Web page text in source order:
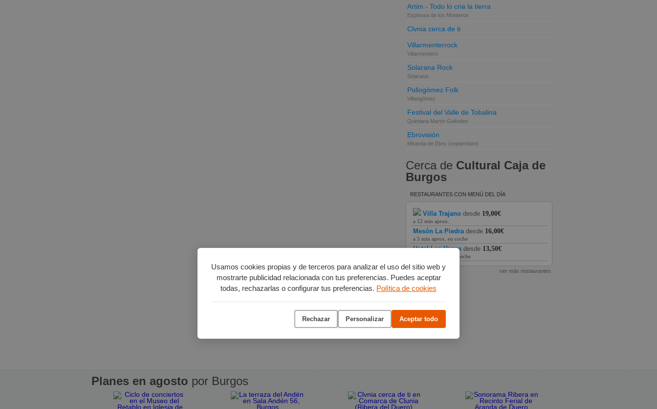
Usamos cookies propias y de terceros para analizar el uso del sitio web y
mostrarte publicidad relacionada con tus preferencias. Puedes aceptar
todas, rechazarlas o configurar tus preferencias. Política de cookies
Rechazar Personalizar Aceptar todo
Artim - Todo lo cria la tierra
Espinosa de los Monteros
Clvnia cerca de ti
Villarmenterrock
Villarmentero
Solarana Rock
Solarana
Pollogómez Folk
Villangómez
Festival del Valle de Tobalina
Quintana Martín Galíndez
Ebrovisión
Miranda de Ebro (septiembre)
Cerca de Cultural Caja de
Burgos
RESTAURANTES CON MENÚ DEL DÍA
Villa Trajano desde 19,00€
a 12 min aprox.
Mesón La Piedra desde 16,00€
a 5 min aprox. en coche
Hotel Las Vegas desde 13,50€
a 11 min aprox. en coche
ver más restaurantes
Planes en agosto por Burgos